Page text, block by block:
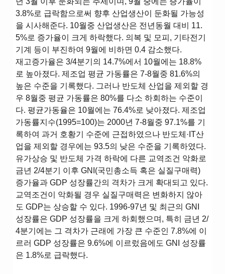
3.8%로 급락함으로써 향후 산업생산이 둔화될 가능성
을 시사해준다. 10월중 산업생산은 전년동월 대비 11.
5%로 증가율이 크게 하락했다. 의복 및 모피, 기타전기
기계 등이 부진하여 9월에 비하면 0.4 감소했다.
재고증가율은 3/4분기의 14.7%에서 10월에는 18.8%
로 높아졌다. 제조업 평균 가동률은 7-8월중 81.6%의
높은 수준을 기록했다. 그러나 반도체 산업을 제외할 경
우 8월중 평균 가동률은 80%를 다소 하회하는 수준이
다. 평균가동율은 10월에는 76.4%로 낮아졌다. 제조업
가동률지수(1995=100)는 2000년 7-8월중 97.1%를 기
록하여 과거 호황기 수준에 근접하였으나 반도체·IT산
업을 제외할 경우에는 93.5의 낮은 수준을 기록하였다.
유가상승 및 반도체 가격 하락에 다른 교역조건 악화로
금년 2/4분기 이후 GNI(국민총소득 혹은 실질구매력)
증가율과 GDP 성장률간의 격차가 크게 확대되고 있다.
교역조건이 악화될 경우 실질구매력은 변화하지 않아
도 GDP는 상승할 수 있다. 1996-97년 및 최근의 GNI
성장률은 GDP 성장률을 크게 하회했으며, 특히 금년 2/
4분기에는 그 격차가 근래에 가장 큰 수준인 7.8%에 이
르러 GDP 성장률은 9.6%에 이르렀음에도 GNI 성장률
은 1.8%로 급락했다.